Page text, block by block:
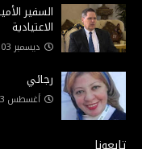
السفير
الاعتيادية
ديسمبر 03, 2020
رجائي
أغسطس 23, 2021